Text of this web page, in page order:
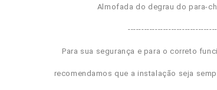
Almofada do degrau do para-
Para sua segurança e para o correto
recomendamos que a instalação seja